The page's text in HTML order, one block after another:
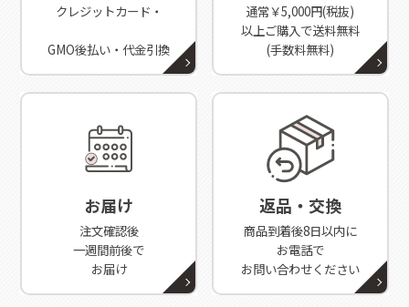
クレジットカード・
GMO後払い・代金引換
通常￥5,000円(税抜)
以上ご購入で送料無料
(手数料無料)
お届け
注文確認後
一週間前後で
お届け
返品・交換
商品到着後8日以内に
お電話で
お問い合わせください